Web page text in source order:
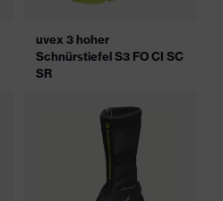
uvex 3 hoher
Schnürstiefel S3 FO CI SC
SR